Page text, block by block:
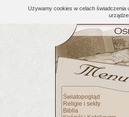
Używamy cookies w celach świadczenia
Światopogląd
Religie i sekty
Biblia